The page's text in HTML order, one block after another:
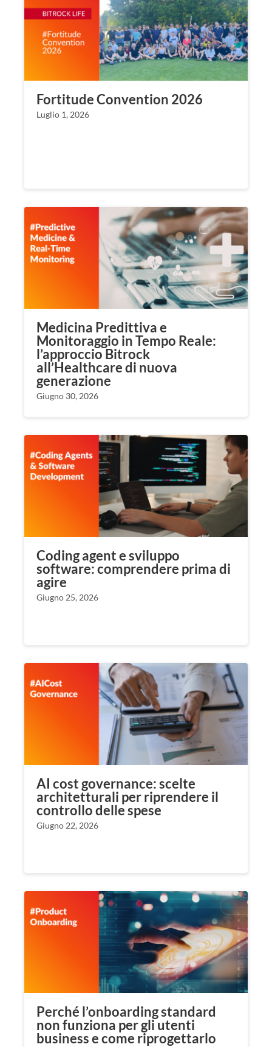
Fortitude Convention 2026
Luglio 1, 2026
Medicina Predittiva e
Monitoraggio in Tempo Reale:
l’approccio Bitrock
all’Healthcare di nuova
generazione
Giugno 30, 2026
Coding agent e sviluppo
software: comprendere prima di
agire
Giugno 25, 2026
AI cost governance: scelte
architetturali per riprendere il
controllo delle spese
Giugno 22, 2026
Perché l’onboarding standard
non funziona per gli utenti
business e come riprogettarlo